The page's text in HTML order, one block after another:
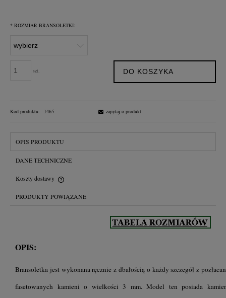
* ROZMIAR BRANSOLETKI:
szt. DO KOSZYKA
Kod produktu: 1465 zapytaj o produkt
OPIS PRODUKTU
DANE TECHNICZNE
Koszty dostawy
Cena nie zawiera ewentualnych kosztów płatności
PRODUKTY POWIĄZANE
OPIS:
Bransoletka jest wykonana ręcznie z dbałością o każdy szczegół z
fasetowanych kamieni o wielkości 3 mm. Model ten posiada